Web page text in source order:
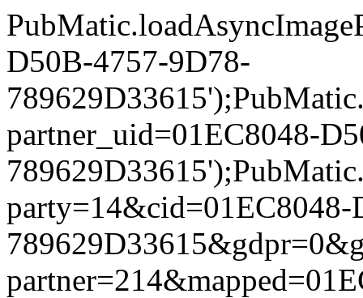
D50B-4757-9D78-
partner_uid=01EC8048-